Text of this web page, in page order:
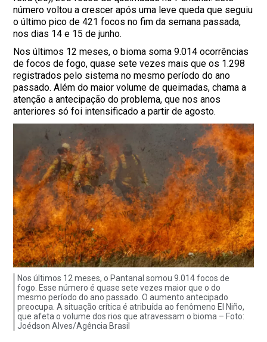
número voltou a crescer após uma leve queda que seguiu
o último pico de 421 focos no fim da semana passada,
nos dias 14 e 15 de junho.
Nos últimos 12 meses, o bioma soma 9.014 ocorrências
de focos de fogo, quase sete vezes mais que os 1.298
registrados pelo sistema no mesmo período do ano
passado. Além do maior volume de queimadas, chama a
atenção a antecipação do problema, que nos anos
anteriores só foi intensificado a partir de agosto.
Nos últimos 12 meses, o Pantanal somou 9.014 focos de
fogo. Esse número é quase sete vezes maior que o do
mesmo período do ano passado. O aumento antecipado
preocupa. A situação crítica é atribuída ao fenômeno El Niño,
que afeta o volume dos rios que atravessam o bioma – Foto:
Joédson Alves/Agência Brasil